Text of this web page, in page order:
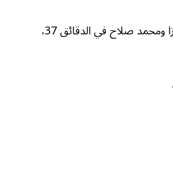
وجاءت رباعية ليفربول عن طريق هوجو إيكيتيكي وكودي جاكبو وفيديريكو كييزا ومحمد صلاح في الدقائق 37،